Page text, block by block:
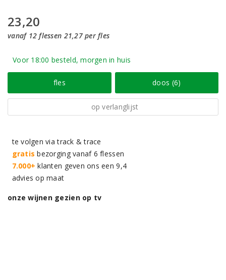
23,20
vanaf 12 flessen 21,27 per fles
Voor 18:00 besteld, morgen in huis
fles doos (6)
op verlanglijst
te volgen via track & trace
gratis bezorging vanaf 6 flessen
7.000+ klanten geven ons een 9,4
advies op maat
onze wijnen gezien op tv